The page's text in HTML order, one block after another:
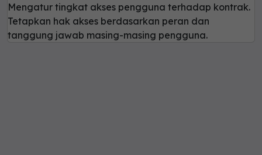
Mengatur tingkat akses pengguna terhadap kontrak.
Tetapkan hak akses berdasarkan peran dan
tanggung jawab masing-masing pengguna.